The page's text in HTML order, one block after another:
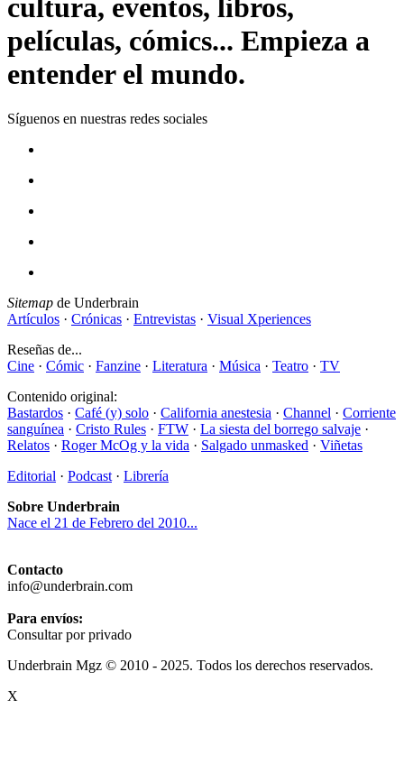
cultura, eventos, libros,
películas, cómics... Empieza a
entender el mundo.
Síguenos en nuestras redes sociales
Sitemap de Underbrain
Artículos · Crónicas · Entrevistas · Visual Xperiences
Reseñas de...
Cine · Cómic · Fanzine · Literatura · Música · Teatro · TV
Contenido original:
Bastardos · Café (y) solo · California anestesia · Channel · Corriente
sanguínea · Cristo Rules · FTW · La siesta del borrego salvaje ·
Relatos · Roger McOg y la vida · Salgado unmasked · Viñetas
Editorial · Podcast · Librería
Sobre Underbrain
Nace el 21 de Febrero del 2010...
Contacto
info@underbrain.com
Para envíos:
Consultar por privado
Underbrain Mgz © 2010 - 2025. Todos los derechos reservados.
X